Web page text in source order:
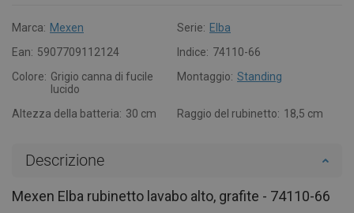
Marca: Mexen Serie: Elba
Ean: 5907709112124 Indice: 74110-66
Colore: Grigio canna di fucile
lucido
Montaggio: Standing
Altezza della batteria: 30 cm Raggio del rubinetto: 18,5 cm
Descrizione
Mexen Elba rubinetto lavabo alto, grafite - 74110-66